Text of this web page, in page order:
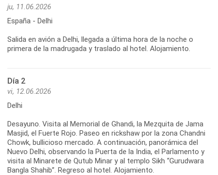
ju, 11.06.2026
España - Delhi
Salida en avión a Delhi, llegada a última hora de la noche o
primera de la madrugada y traslado al hotel. Alojamiento.
Día 2
vi, 12.06.2026
Delhi
Desayuno. Visita al Memorial de Ghandi, la Mezquita de Jama
Masjid, el Fuerte Rojo. Paseo en rickshaw por la zona Chandni
Chowk, bullicioso mercado. A continuación, panorámica del
Nuevo Delhi, observando la Puerta de la India, el Parlamento y
visita al Minarete de Qutub Minar y al templo Sikh “Gurudwara
Bangla Shahib”. Regreso al hotel. Alojamiento.